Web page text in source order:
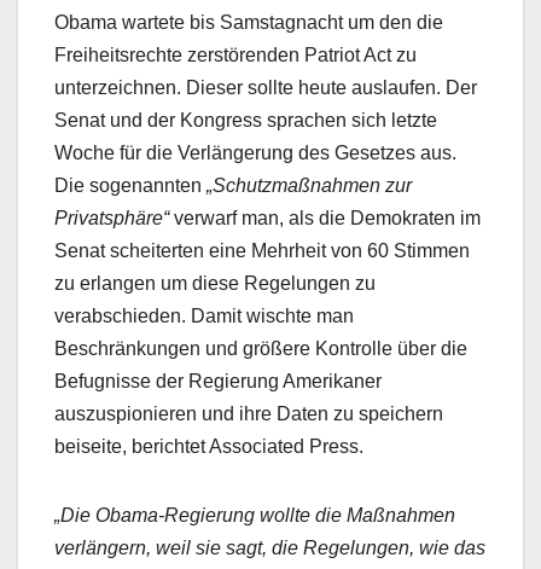
Obama wartete bis Samstagnacht um den die
Freiheitsrechte zerstörenden Patriot Act zu
unterzeichnen. Dieser sollte heute auslaufen. Der
Senat und der Kongress sprachen sich letzte
Woche für die Verlängerung des Gesetzes aus.
Die sogenannten „Schutzmaßnahmen zur
Privatsphäre“verwarf man, als die Demokraten im
Senat scheiterten eine Mehrheit von 60 Stimmen
zu erlangen um diese Regelungen zu
verabschieden. Damit wischte man
Beschränkungen und größere Kontrolle über die
Befugnisse der Regierung Amerikaner
auszuspionieren und ihre Daten zu speichern
beiseite, berichtet Associated Press.
„Die Obama-Regierung wollte die Maßnahmen
verlängern, weil sie sagt, die Regelungen, wie das